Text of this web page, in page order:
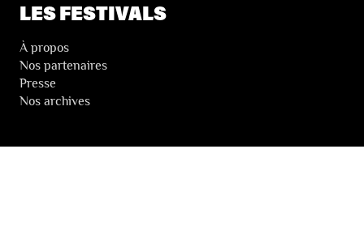
LES FESTIVALS
À propos
Nos partenaires
Presse
Nos archives